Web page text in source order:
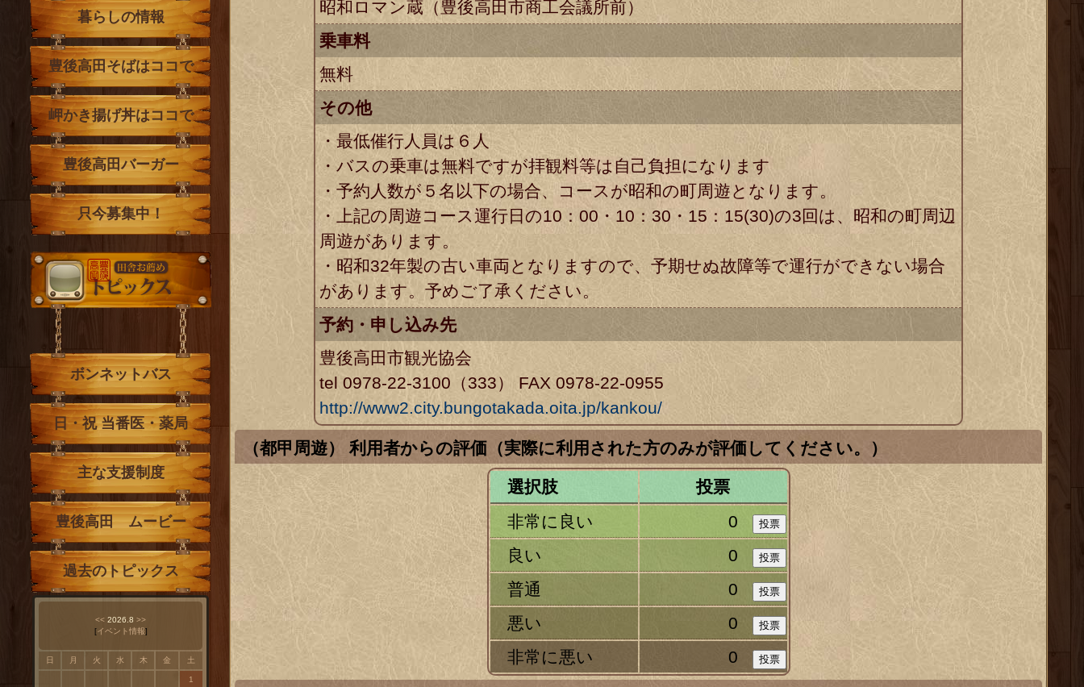
昭和ロマン蔵（豊後高田市商工会議所前）
乗車料
無料
その他
・最低催行人員は６人
・バスの乗車は無料ですが拝観料等は自己負担になります
・予約人数が５名以下の場合、コースが昭和の町周遊となります。
・上記の周遊コース運行日の10：00・10：30・15：15(30)の3回は、昭和の町周辺
周遊があります。
・昭和32年製の古い車両となりますので、予期せぬ故障等で運行ができない場合
があります。予めご了承ください。
予約・申し込み先
豊後高田市観光協会
tel 0978-22-3100（333） FAX 0978-22-0955
http://www2.city.bungotakada.oita.jp/kankou/
（都甲周遊） 利用者からの評価（実際に利用された方のみが評価してください。）
選択肢
投票
非常に良い
0
良い
0
普通
0
悪い
0
非常に悪い
0
暮らしの情報
豊後高田そばはココで
岬かき揚げ丼はココで
豊後高田バーガー
只今募集中！
ボンネットバス
日・祝 当番医・薬局
主な支援制度
豊後高田 ムービー
過去のトピックス
<< 2026.8 >>
[イベント情報]
日 月 火 水 木 金 土
1